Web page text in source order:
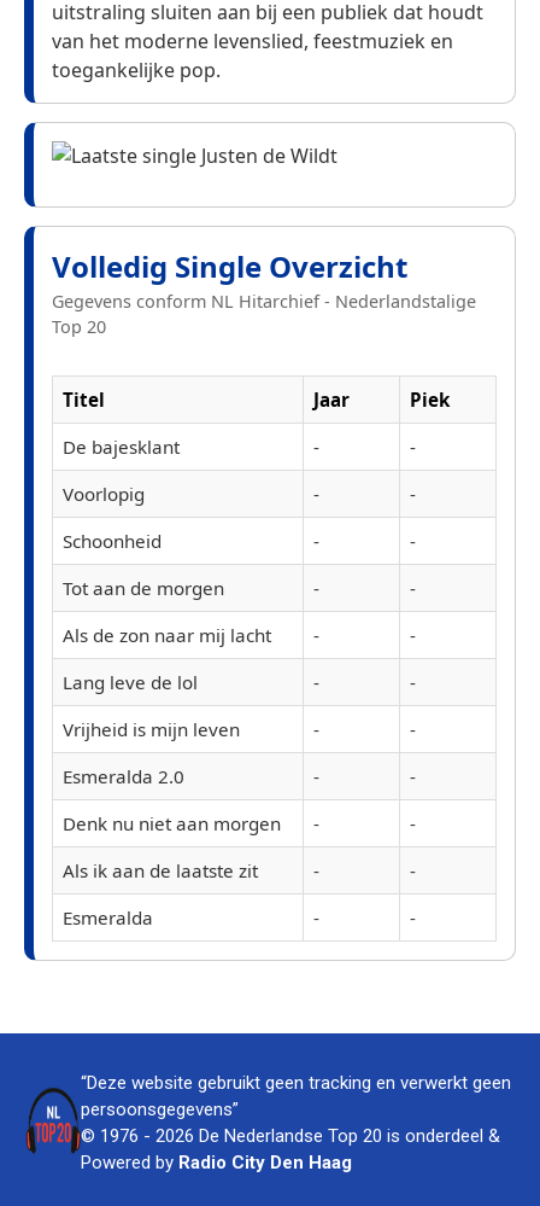
uitstraling sluiten aan bij een publiek dat houdt
van het moderne levenslied, feestmuziek en
toegankelijke pop.
Volledig Single Overzicht
Gegevens conform NL Hitarchief - Nederlandstalige
Top 20
Titel Jaar
Piek
De bajesklant
-
-
Voorlopig
-
-
Schoonheid
-
-
Tot aan de morgen
-
-
Als de zon naar mij lacht
-
-
Lang leve de lol
-
-
Vrijheid is mijn leven
-
-
Esmeralda 2.0
-
-
Denk nu niet aan morgen
-
-
Als ik aan de laatste zit
-
-
Esmeralda
- -
“Deze website gebruikt geen tracking en verwerkt geen
persoonsgegevens”
© 1976 - 2026 De Nederlandse Top 20 is onderdeel &
Powered by Radio City Den Haag